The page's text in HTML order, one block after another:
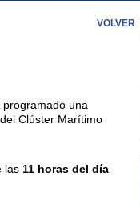
VOLVER
programado una
Clúster Marítimo
las11 horas del día